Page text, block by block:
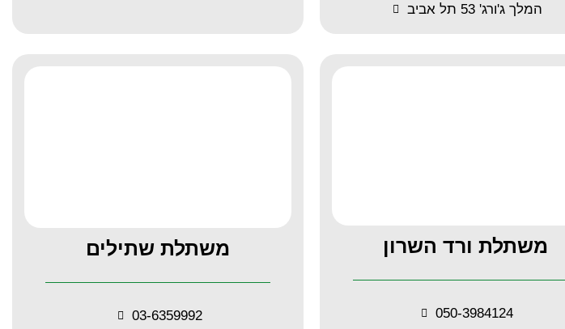
המלך ג'ורג' 53 תל אביב
משתלת שתילים
03-6359992
משתלת ורד השרון
050-3984124